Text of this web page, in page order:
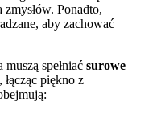
zmysłów. Ponadto,
aby zachować
spełniać surowe
piękno z